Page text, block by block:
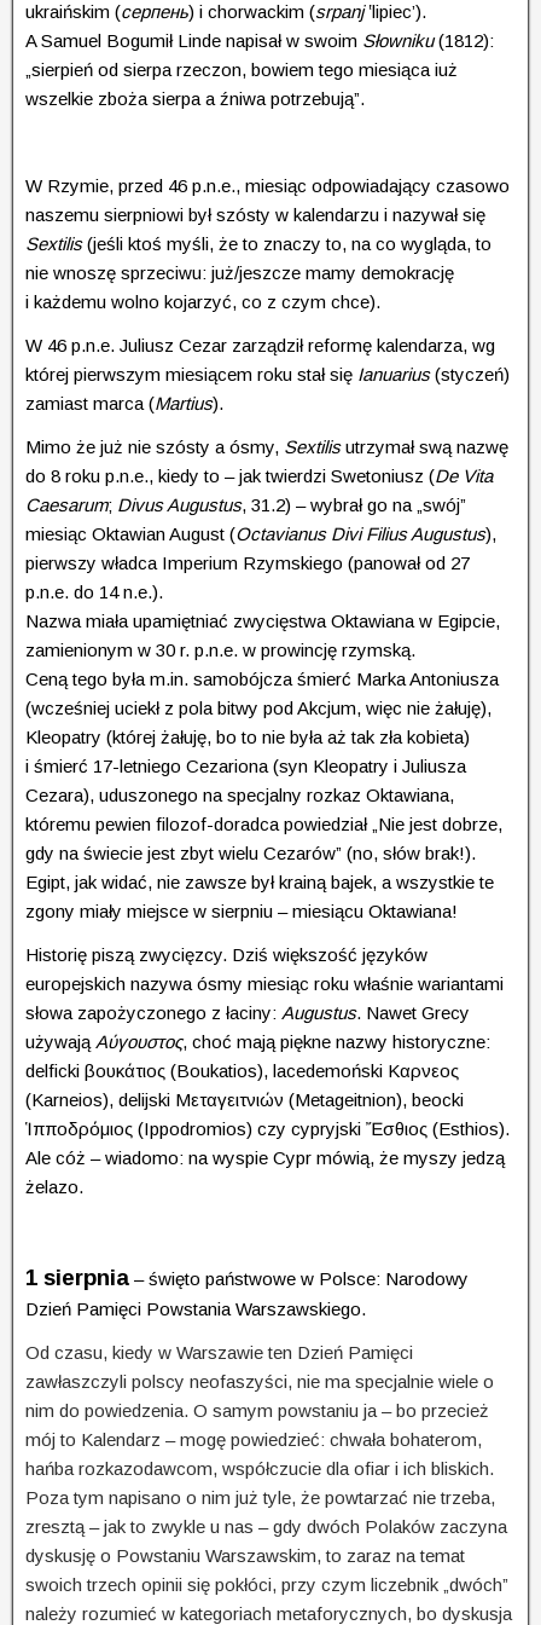
ukraińskim (серпень) i chorwackim (srpanj‛lipiec’).
A Samuel Bogumił Linde napisał w swoim Słowniku(1812):
„sierpień od sierpa rzeczon, bowiem tego miesiąca iuż
wszelkie zboża sierpa a źniwa potrzebują”.
W Rzymie, przed 46 p.n.e., miesiąc odpowiadający czasowo
naszemu sierpniowi był szósty w kalendarzu i nazywał się
Sextilis(jeśli ktoś myśli, że to znaczy to, na co wygląda, to
nie wnoszę sprzeciwu: już/jeszcze mamy demokrację
i każdemu wolno kojarzyć, co z czym chce).
W 46 p.n.e. Juliusz Cezar zarządził reformę kalendarza, wg
której pierwszym miesiącem roku stał się Ianuarius(styczeń)
zamiast marca (Martius).
Mimo że już nie szósty a ósmy, Sextilisutrzymał swą nazwę
do 8 roku p.n.e., kiedy to – jak twierdzi Swetoniusz (De Vita
Caesarum; Divus Augustus, 31.2) – wybrał go na „swój”
miesiąc Oktawian August (Octavianus Divi Filius Augustus),
pierwszy władca Imperium Rzymskiego (panował od 27
p.n.e. do 14 n.e.).
Nazwa miała upamiętniać zwycięstwa Oktawiana w Egipcie,
zamienionym w 30 r. p.n.e. w prowincję rzymską.
Ceną tego była m.in. samobójcza śmierć Marka Antoniusza
(wcześniej uciekł z pola bitwy pod Akcjum, więc nie żałuję),
Kleopatry (której żałuję, bo to nie była aż tak zła kobieta)
i śmierć 17-letniego Cezariona (syn Kleopatry i Juliusza
Cezara), uduszonego na specjalny rozkaz Oktawiana,
któremu pewien filozof-doradca powiedział „Nie jest dobrze,
gdy na świecie jest zbyt wielu Cezarów” (no, słów brak!).
Egipt, jak widać, nie zawsze był krainą bajek, a wszystkie te
zgony miały miejsce w sierpniu – miesiącu Oktawiana!
Historię piszą zwycięzcy. Dziś większość języków
europejskich nazywa ósmy miesiąc roku właśnie wariantami
słowa zapożyczonego z łaciny: Augustus. Nawet Grecy
używają Αύγουστος, choć mają piękne nazwy historyczne:
delficki βουκάτιος (Boukatios), lacedemoński Καρνεῖος
(Karneios), delijski Μεταγειτνιών (Metageitnion), beocki
Ἱπποδρόμιος (Ippodromios) czy cypryjski Ἔσθιος (Esthios).
Ale cóż – wiadomo: na wyspie Cypr mówią, że myszy jedzą
żelazo.
1 sierpnia – święto państwowe w Polsce: Narodowy
Dzień Pamięci Powstania Warszawskiego.
Od czasu, kiedy w Warszawie ten Dzień Pamięci
zawłaszczyli polscy neofaszyści, nie ma specjalnie wiele o
nim do powiedzenia. O samym powstaniu ja – bo przecież
mój to Kalendarz – mogę powiedzieć: chwała bohaterom,
hańba rozkazodawcom, współczucie dla ofiar i ich bliskich.
Poza tym napisano o nim już tyle, że powtarzać nie trzeba,
zresztą – jak to zwykle u nas – gdy dwóch Polaków zaczyna
dyskusję o Powstaniu Warszawskim, to zaraz na temat
swoich trzech opinii się pokłóci, przy czym liczebnik „dwóch”
należy rozumieć w kategoriach metaforycznych, bo dyskusja